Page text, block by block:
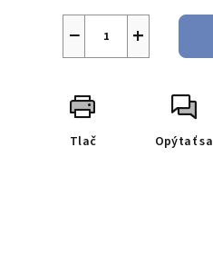
+
−
Tlač Opýtať sa